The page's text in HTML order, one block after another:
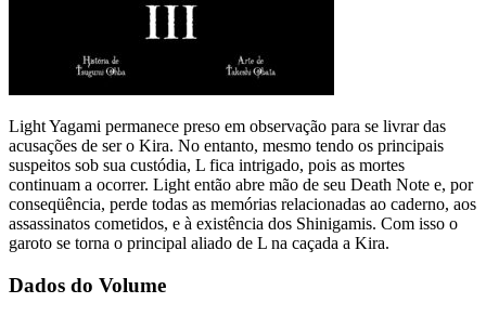
Light Yagami permanece preso em observação para se livrar das
acusações de ser o Kira. No entanto, mesmo tendo os principais
suspeitos sob sua custódia, L fica intrigado, pois as mortes
continuam a ocorrer. Light então abre mão de seu Death Note e, por
conseqüência, perde todas as memórias relacionadas ao caderno, aos
assassinatos cometidos, e à existência dos Shinigamis. Com isso o
garoto se torna o principal aliado de L na caçada a Kira.
Dados do Volume